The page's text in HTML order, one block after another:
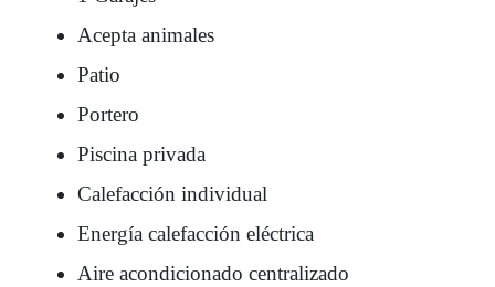
Acepta animales
Patio
Portero
Piscina privada
Calefacción individual
Energía calefacción eléctrica
Aire acondicionado centralizado